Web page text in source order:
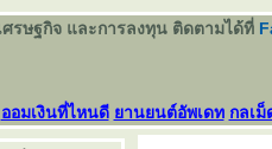
ศรษฐกิจ และการลงทุน ติดตามได้ที่
ออมเงินที่ไหนดี านยนต์อัพเดท กลเ